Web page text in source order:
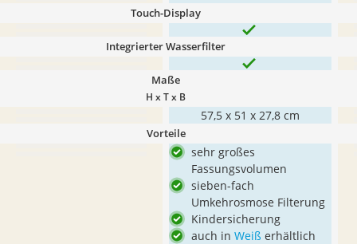
Touch-Display
Integrierter Wasserfilter
Maße
H x T x B
‎57,5 x 51 x 27,8 cm
Vorteile
sehr großes
Fassungsvolumen
sieben-fach
Umkehrosmose Filterung
Kindersicherung
auch in Weiß erhältlich